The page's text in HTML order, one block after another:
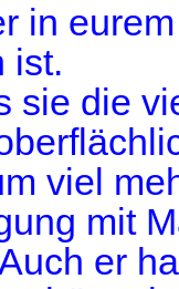
in
ist.
sie die
viel
mit
er